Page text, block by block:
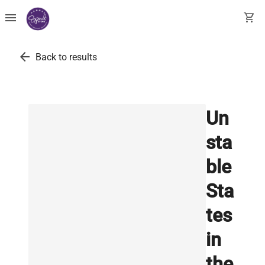
menu shopping_cart
arrow_back Back to results
Un
sta
ble
Sta
tes
in